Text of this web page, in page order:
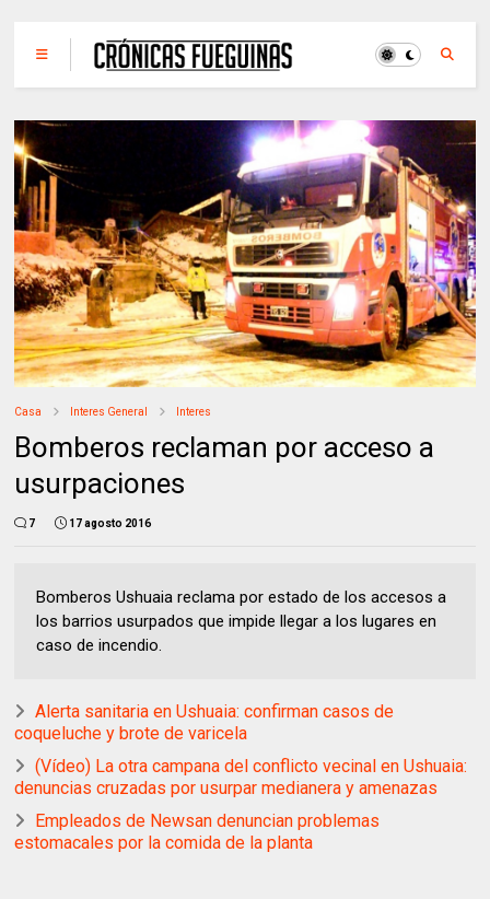
Casa Interes General Interes
Bomberos reclaman por acceso a
usurpaciones
7 17 agosto 2016
Bomberos Ushuaia reclama por estado de los accesos a
los barrios usurpados que impide llegar a los lugares en
caso de incendio.
Alerta sanitaria en Ushuaia: confirman casos de
coqueluche y brote de varicela
(Vídeo) La otra campana del conflicto vecinal en Ushuaia:
denuncias cruzadas por usurpar medianera y amenazas
Empleados de Newsan denuncian problemas
estomacales por la comida de la planta